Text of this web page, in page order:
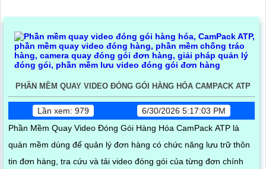
PHẦN MỀM QUAY VIDEO ĐÓNG GÓI HÀNG HÓA CAMPACK ATP
Lần xem: 979
6/30/2026 5:17:03 PM
Phần Mềm Quay Video Đóng Gói Hàng Hóa CamPack ATP là
quàn mềm dùng để quản lý đơn hàng có chức năng lưu trữ thôn
tin đơn hàng, tra cứu và tải video đóng gói của từng đơn chính